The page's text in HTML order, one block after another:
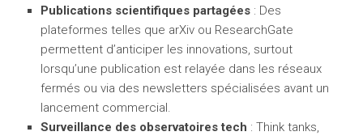
Publications scientifiques partagées : Des
plateformes telles que arXiv ou ResearchGate
permettent d’anticiper les innovations, surtout
lorsqu’une publication est relayée dans les réseaux
fermés ou via des newsletters spécialisées avant un
lancement commercial.
Surveillance des observatoires tech : Think tanks,